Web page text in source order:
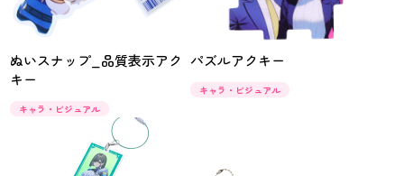
ぬいスナップ_品質表示アク
キー
キャラ・ビジュアル
パズルアクキー
キャラ・ビジュアル